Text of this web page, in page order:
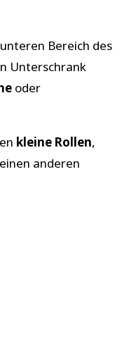
Bereich des
Unterschrank
oder
kleine Rollen,
anderen